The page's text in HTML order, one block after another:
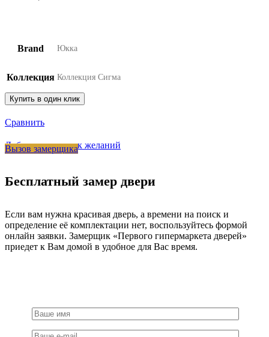
Brand Юкка
Коллекция Коллекция Сигма
Купить в один клик
Сравнить
Добавить в список желаний
Вызов замерщика
Бесплатный замер двери
Если вам нужна красивая дверь, а времени на поиск и
определение её комплектации нет, воспользуйтесь формой
онлайн заявки. Замерщик «Первого гипермаркета дверей»
приедет к Вам домой в удобное для Вас время.